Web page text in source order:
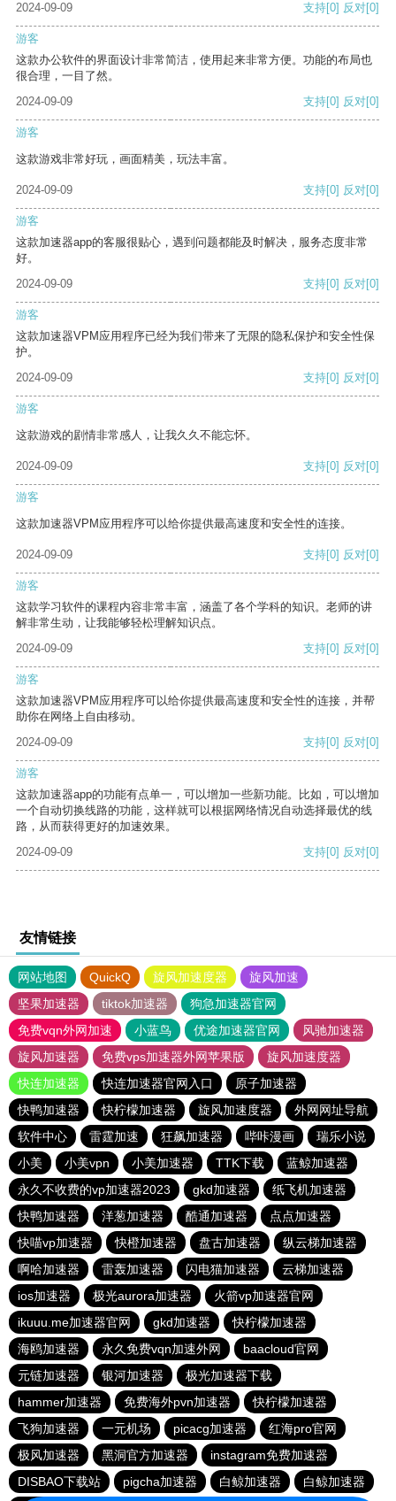
2024-09-09 支持[0] 反对[0]
游客
这款办公软件的界面设计非常简洁，使用起来非常方便。功能的布局也
很合理，一目了然。
2024-09-09
支持[0] 反对[0]
游客
这款游戏非常好玩，画面精美，玩法丰富。
2024-09-09 支持[0] 反对[0]
游客
这款加速器app的客服很贴心，遇到问题都能及时解决，服务态度非常
好。
2024-09-09
支持[0] 反对[0]
游客
这款加速器VPM应用程序已经为我们带来了无限的隐私保护和安全性保
护。
2024-09-09
支持[0] 反对[0]
游客
这款游戏的剧情非常感人，让我久久不能忘怀。
2024-09-09 支持[0] 反对[0]
游客
这款加速器VPM应用程序可以给你提供最高速度和安全性的连接。
2024-09-09 支持[0] 反对[0]
游客
这款学习软件的课程内容非常丰富，涵盖了各个学科的知识。老师的讲
解非常生动，让我能够轻松理解知识点。
2024-09-09
支持[0] 反对[0]
游客
这款加速器VPM应用程序可以给你提供最高速度和安全性的连接，并帮
助你在网络上自由移动。
2024-09-09
支持[0] 反对[0]
游客
这款加速器app的功能有点单一，可以增加一些新功能。比如，可以增加
一个自动切换线路的功能，这样就可以根据网络情况自动选择最优的线
路，从而获得更好的加速效果。
2024-09-09
支持[0] 反对[0]
友情链接
网站地图 QuickQ 旋风加速度器
旋风加速
坚果加速器
tiktok加速器
狗急加速器官网
免费vqn外网加速
小蓝鸟 优途加速器官网
风驰加速器
旋风加速器
免费vps加速器外网苹果版
旋风加速度器
快连加速器
快连加速器官网入口
原子加速器
快鸭加速器
快柠檬加速器 旋风加速度器
外网网址导航
软件中心
雷霆加速 狂飙加速器 哔咔漫画
瑞乐小说
小美
小美vpn 小美加速器 TTK下载
蓝鲸加速器
永久不收费的vp加速器2023
gkd加速器
纸飞机加速器
快鸭加速器
洋葱加速器 酷通加速器
点点加速器
快喵vp加速器
快橙加速器 盘古加速器
纵云梯加速器
啊哈加速器
雷轰加速器 闪电猫加速器
云梯加速器
ios加速器
极光aurora加速器
火箭vp加速器官网
ikuuu.me加速器官网
gkd加速器
快柠檬加速器
海鸥加速器
永久免费vqn加速外网
baacloud官网
元链加速器
银河加速器
极光加速器下载
hammer加速器
免费海外pvn加速器
快柠檬加速器
飞狗加速器
一元机场 picacg加速器
红海pro官网
极风加速器
黑洞官方加速器
instagram免费加速器
DISBAO下载站
pigcha加速器 白鲸加速器 白鲸加速器